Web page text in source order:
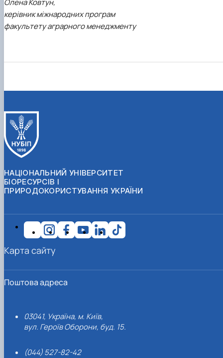
Олена Ковтун,
керівник міжнародних програм
факультету аграрного менеджменту
НАЦІОНАЛЬНИЙ УНІВЕРСИТЕТ
БІОРЕСУРСІВ І
ПРИРОДОКОРИСТУВАННЯ УКРАЇНИ
Поштова адреса
03041, Україна, м. Київ,
вул. Героїв Оборони, буд. 15.
(044) 527-82-42
Карта сайту